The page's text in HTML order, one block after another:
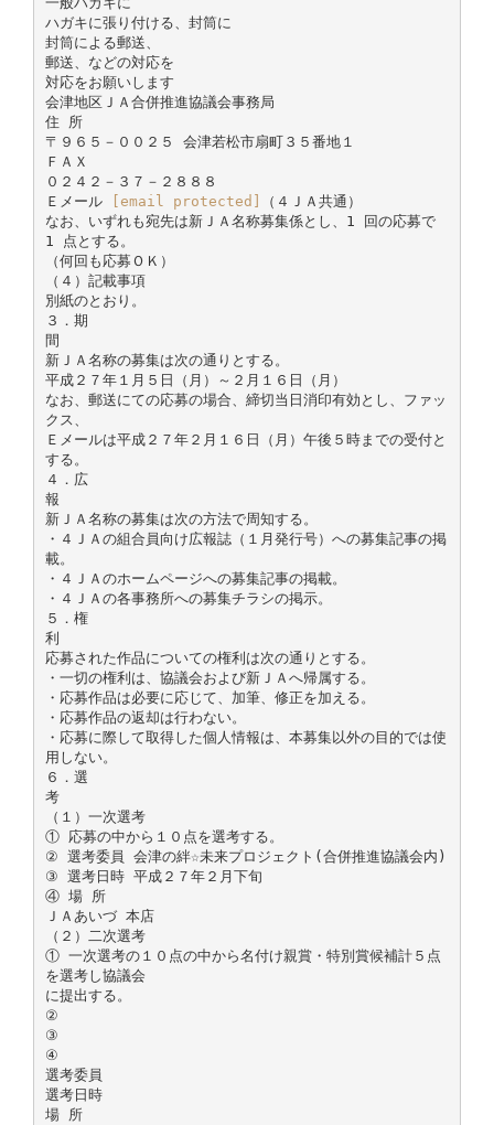
ハガキに張り付ける、封筒に
封筒による郵送、
郵送、などの対応を
対応をお願いします
会津地区ＪＡ合併推進協議会事務局
住 所
〒９６５－００２５ 会津若松市扇町３５番地１
ＦＡＸ
０２４２－３７－２８８８
Ｅメール
[email protected]
（４ＪＡ共通）
なお、いずれも宛先は新ＪＡ名称募集係とし、1 回の応募で
1 点とする。
（何回も応募ＯＫ）
（４）記載事項
別紙のとおり。
３．期
間
新ＪＡ名称の募集は次の通りとする。
平成２７年１月５日（月）～２月１６日（月）
なお、郵送にての応募の場合、締切当日消印有効とし、ファッ
クス、
Ｅメールは平成２７年２月１６日（月）午後５時までの受付と
する。
４．広
報
新ＪＡ名称の募集は次の方法で周知する。
・４ＪＡの組合員向け広報誌（１月発行号）への募集記事の掲
載。
・４ＪＡのホームページへの募集記事の掲載。
・４ＪＡの各事務所への募集チラシの掲示。
５．権
利
応募された作品についての権利は次の通りとする。
・一切の権利は、協議会および新ＪＡへ帰属する。
・応募作品は必要に応じて、加筆、修正を加える。
・応募作品の返却は行わない。
・応募に際して取得した個人情報は、本募集以外の目的では使
用しない。
６．選
考
（１）一次選考
① 応募の中から１０点を選考する。
② 選考委員 会津の絆☆未来プロジェクト(合併推進協議会内)
③ 選考日時 平成２７年２月下旬
④ 場 所
ＪＡあいづ 本店
（２）二次選考
① 一次選考の１０点の中から名付け親賞・特別賞候補計５点
を選考し協議会
に提出する。
②
③
④
選考委員
選考日時
場 所